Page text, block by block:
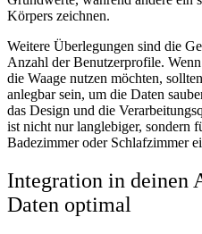
Körpers zeichnen.
Weitere Überlegungen sind die
Anzahl der Benutzerprofile.
die Waage nutzen möchten,
anlegbar sein, um die Daten
das Design und die
ist nicht nur langlebiger, sondern
Badezimmer oder Schlafzimmer
Integration in deinen
Daten optimal